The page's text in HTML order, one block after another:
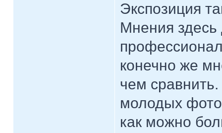
Экспозиция
Мнения
конечно же
чем
молодых
как можно